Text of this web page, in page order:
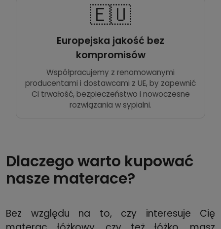
🇪🇺
Europejska jakość bez
kompromisów
Współpracujemy z renomowanymi
producentami i dostawcami z UE, by zapewnić
Ci trwałość, bezpieczeństwo i nowoczesne
rozwiązania w sypialni.
Dlaczego warto kupować
nasze materace?
Bez względu na to, czy interesuje Cię